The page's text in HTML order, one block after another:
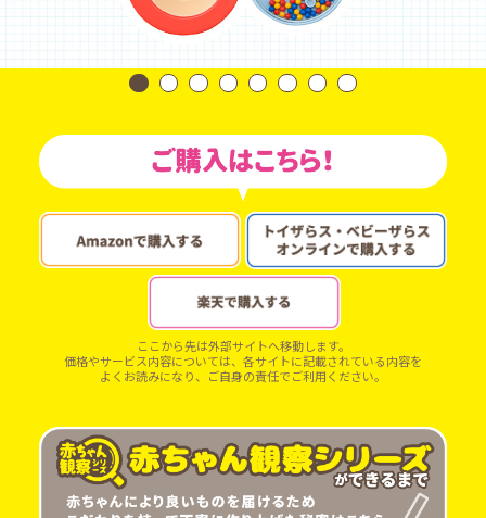
ここから先は外部サイトへ移動します。
価格やサービス内容については、各サイトに記載されている内容を
よくお読みになり、ご自身の責任でご利用ください。